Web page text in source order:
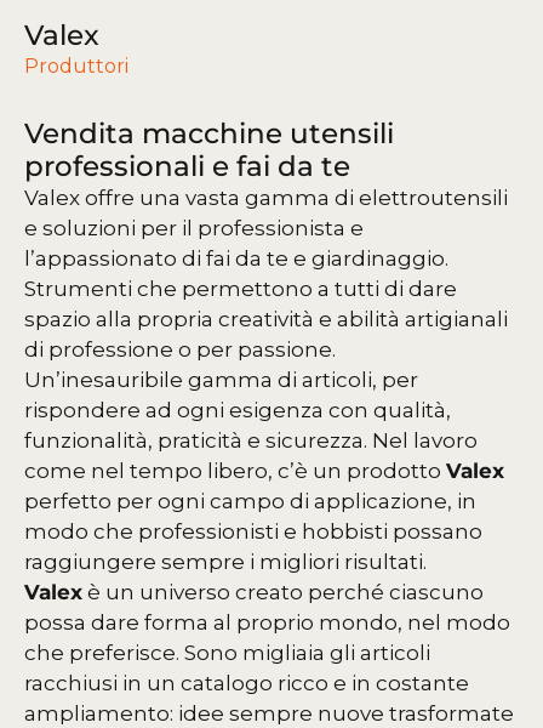
Valex
Produttori
Vendita macchine utensili
professionali e fai da te
Valex offre una vasta gamma di elettroutensili
e soluzioni per il professionista e
l’appassionato di fai da te e giardinaggio.
Strumenti che permettono a tutti di dare
spazio alla propria creatività e abilità artigianali
di professione o per passione.
Un’inesauribile gamma di articoli, per
rispondere ad ogni esigenza con qualità,
funzionalità, praticità e sicurezza. Nel lavoro
come nel tempo libero, c’è un prodotto Valex
perfetto per ogni campo di applicazione, in
modo che professionisti e hobbisti possano
raggiungere sempre i migliori risultati.
Valex è un universo creato perché ciascuno
possa dare forma al proprio mondo, nel modo
che preferisce. Sono migliaia gli articoli
racchiusi in un catalogo ricco e in costante
ampliamento: idee sempre nuove trasformate